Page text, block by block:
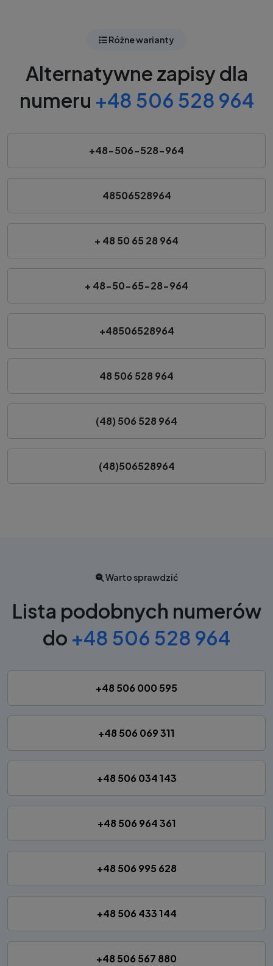
Różne warianty
Alternatywne zapisy dla
numeru +48 506 528 964
+48-506-528-964
48506528964
+ 48 50 65 28 964
+ 48-50-65-28-964
+48506528964
48 506 528 964
(48) 506 528 964
(48)506528964
Warto sprawdzić
Lista podobnych numerów
do +48 506 528 964
+48 506 000 595
+48 506 069 311
+48 506 034 143
+48 506 964 361
+48 506 995 628
+48 506 433 144
+48 506 567 880